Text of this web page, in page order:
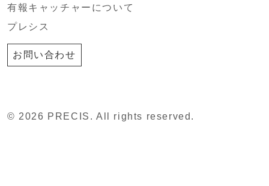
有報キャッチャーについて
プレシス
お問い合わせ
© 2026 PRECIS. All rights reserved.